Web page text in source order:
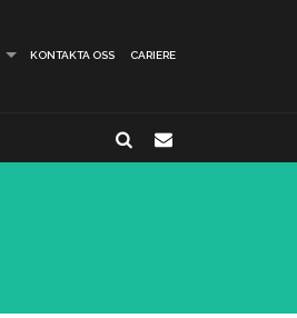
KONTAKTA OSS CARIERE